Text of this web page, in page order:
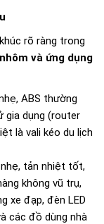
rõ ràng trong
và ứng dụng
ABS thường
gia dụng (router
là vali kéo du lịch
tản nhiệt tốt,
không vũ trụ,
xe đạp, đèn LED
các đồ dùng nhà